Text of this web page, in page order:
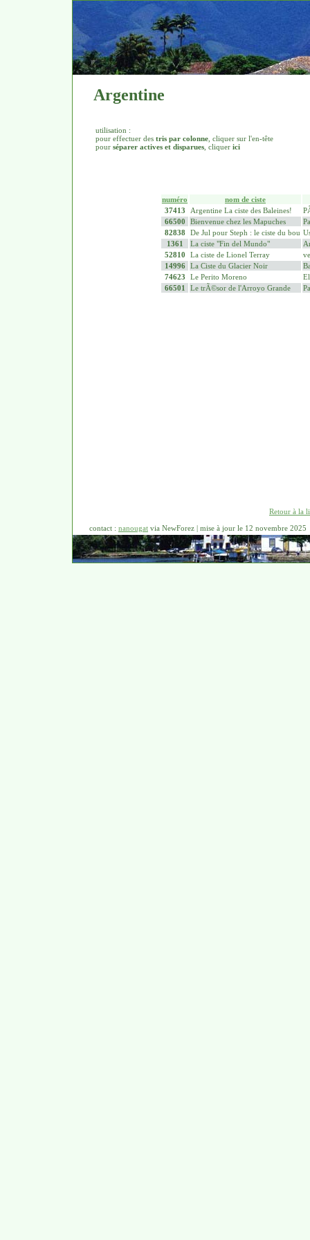
Argentine
utilisation :
pour effectuer des tris par colonne , cliquer sur l'en-tête
pour séparer actives et disparues , cliquer ici
numéro
nom de ciste
37413
Argentine La ciste des Baleines!
66500
Bienvenue chez les Mapuches
82838
De Jul pour Steph : le ciste du bou
1361
La ciste "Fin del Mundo"
52810
La ciste de Lionel Terray
14996
La Ciste du Glacier Noir
74623
Le Perito Moreno
66501
Le trÃ©sor de l'Arroyo Grande
Retour à la
contact : nanougat via NewForez | mise à jour le 12 novembre 2025